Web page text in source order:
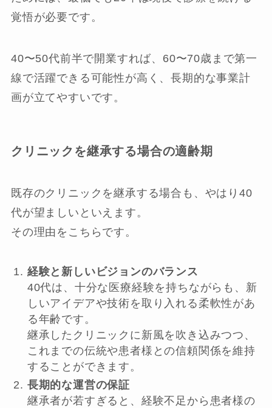
覚悟が必要です。
40〜50代前半で開業すれば、60〜70歳まで第一
線で活躍できる可能性が高く、長期的な事業計
画が立てやすいです。
クリニックを継承する場合の適齢期
既存のクリニックを継承する場合も、やはり40
代が望ましいといえます。
その理由をこちらです。
経験と新しいビジョンのバランス
40代は、十分な医療経験を持ちながらも、新
しいアイデアや技術を取り入れる柔軟性があ
る年齢です。
継承したクリニックに新風を吹き込みつつ、
これまでの伝統や患者様との信頼関係を維持
することができます。
長期的な運営の保証
継承者が若すぎると、経験不足から患者様の